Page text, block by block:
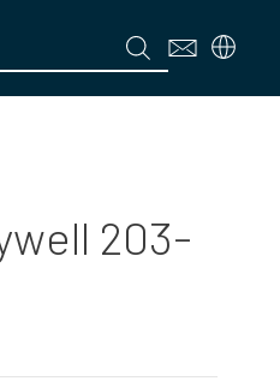
203-